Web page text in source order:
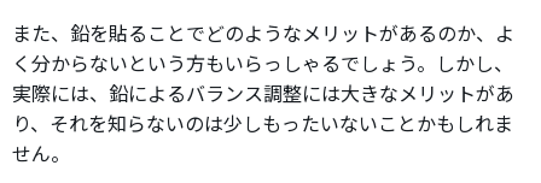
また、鉛を貼ることでどのようなメリットがあるのか、よ
く分からないという方もいらっしゃるでしょう。しかし、
実際には、鉛によるバランス調整には大きなメリットがあ
り、それを知らないのは少しもったいないことかもしれま
せん。